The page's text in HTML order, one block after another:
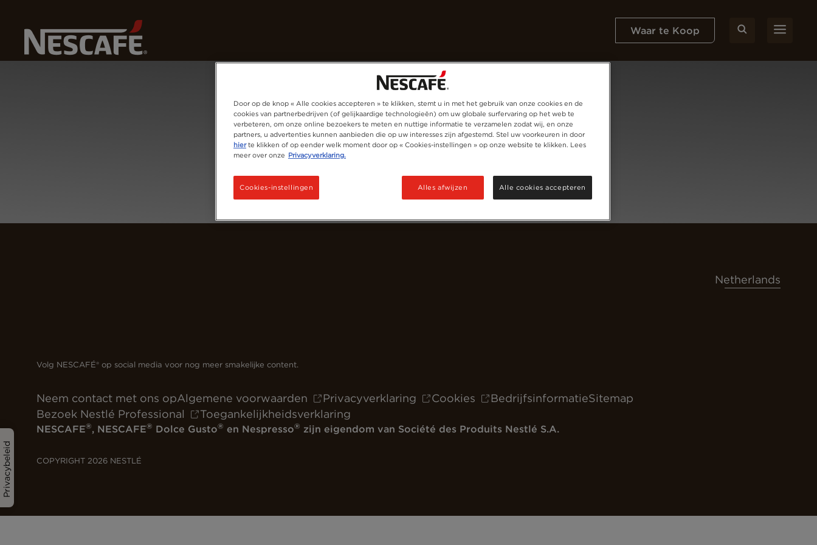
Waar te Koop
Privacybeleid
Netherlands
Volg NESCAFÉ® op social media voor nog meer smakelijke content.
Neem contact met ons opAlgemene voorwaarden Privacyverklaring Cookies BedrijfsinformatieSitemap
Bezoek Nestlé Professional
Toegankelijkheidsverklaring
NESCAFE®, NESCAFE® Dolce Gusto® en Nespresso® zijn eigendom van Société des Produits Nestlé S.A.
COPYRIGHT 2026 NESTLÉ
Door op de knop « Alle cookies accepteren » te klikken, stemt u in met het gebruik van onze cookies en de
cookies van partnerbedrijven (of gelijkaardige technologieën) om uw globale surfervaring op het web te
verbeteren, om onze online bezoekers te meten en nuttige informatie te verzamelen zodat wij, en onze
partners, u advertenties kunnen aanbieden die op uw interesses zijn afgestemd. Stel uw voorkeuren in door
hierte klikken of op eender welk moment door op « Cookies-instellingen » op onze website te klikken. Lees
meer over onze Privacyverklaring.
Cookies-instellingen Alles afwijzen Alle cookies accepteren